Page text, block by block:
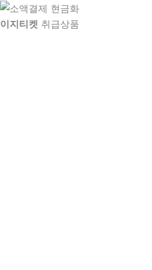
이지티켓 취급상품